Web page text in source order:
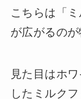
こちらは「
が広がるのが
見た目はホ
したミルク